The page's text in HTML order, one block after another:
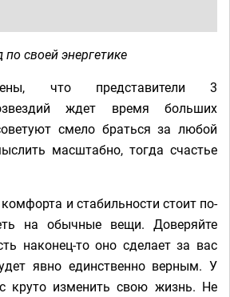
своей энергетике
что представители 3
ждет время больших
смело браться за любой
масштабно, тогда счастье
и стабильности стоит по-
на обычные вещи. Доверяйте
наконец-то оно сделает за вас
явно единственно верным. У
круто изменить свою жизнь. Не